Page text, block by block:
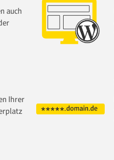
auch
Ihrer